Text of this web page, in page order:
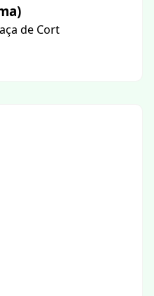
de Cort